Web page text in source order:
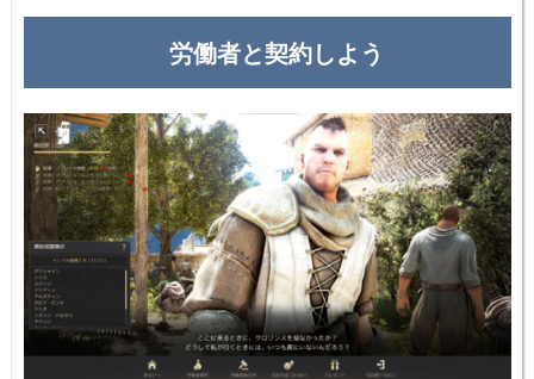
労働者と契約しよう